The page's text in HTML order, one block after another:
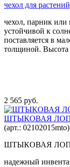
чехол для
чехол, парник или
устойчивой к
поставляется в
толщиной. Высота
2 565 руб.
ШТЫКОВАЯ
(арт.: 02102015mto)
ШТЫКОВАЯ
надежный